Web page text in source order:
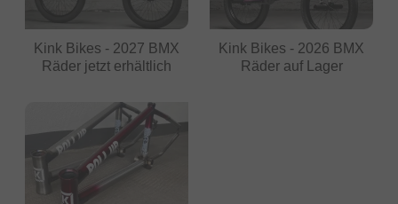
Kink Bikes - 2027 BMX
Räder jetzt erhältlich
Kink Bikes - 2026 BMX
Räder auf Lager